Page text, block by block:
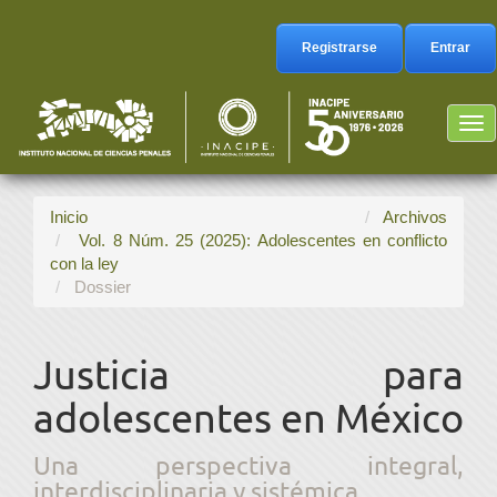
Barra
lateral
Registrarse Entrar
Inicio
Archivos
Vol. 8 Núm. 25 (2025): Adolescentes en conflicto
con la ley
Dossier
Justicia para
adolescentes en México
Una perspectiva integral,
interdisciplinaria y sistémica